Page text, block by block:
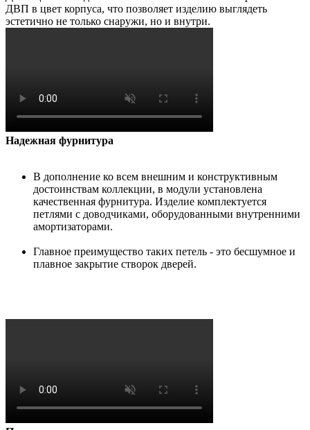
ДВП в цвет корпуса, что позволяет изделию выглядеть
эстетично не только снаружи, но и внутри.
Надежная фурнитура
В дополнение ко всем внешним и конструктивным
достоинствам коллекции, в модули установлена
качественная фурнитура. Изделие комплектуется
петлями с доводчиками, оборудованными внутренними
амортизаторами.
Главное преимущество таких петель - это бесшумное и
плавное закрытие створок дверей.